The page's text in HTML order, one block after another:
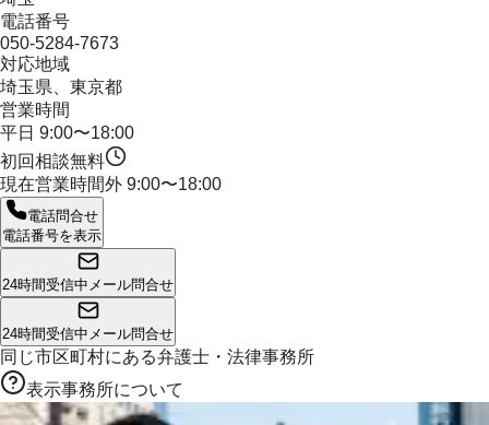
電話番号
050-5284-7673
対応地域
埼玉県、東京都
営業時間
平日 9:00〜18:00
初回相談無料
現在営業時間外 9:00〜18:00
電話問合せ
電話番号を表示
24時間受信中 メール問合せ
24時間受信中 メール問合せ
同じ市区町村にある弁護士・法律事務所
表示事務所について